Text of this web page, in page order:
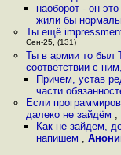
наоборот - он
жили бы
Ты ещё
Сен-25, (131)
Ты в армии то был
соответствии с
Причем, устав
части
Если
далеко не зайдём ,
Как не зайдем,
напишем ,